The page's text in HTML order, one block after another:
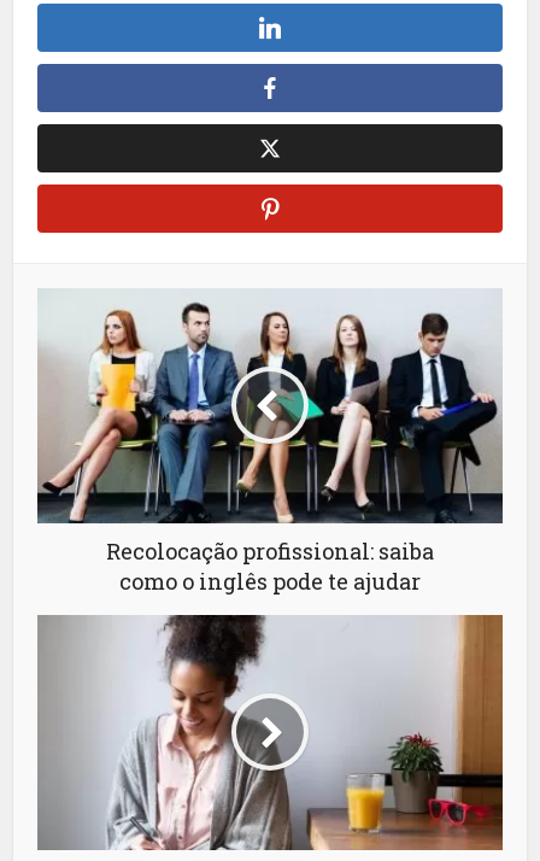
Recolocação profissional: saiba
como o inglês pode te ajudar